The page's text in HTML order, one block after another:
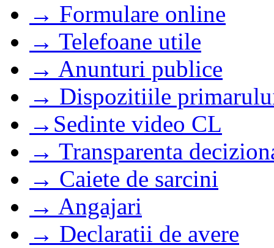
→ Formulare online
→ Telefoane utile
→ Anunturi publice
→ Dispozitiile
→Sedinte video CL
→ Transparenta
→ Caiete de sarcini
→ Angajari
→ Declaratii de avere